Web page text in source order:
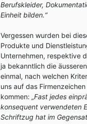
Berufskleider,
Einheit bilden.“
Vergessen wurden bei
Produkte und
Unternehmen, respektive
ja bekanntlich die
einmal, nach welchen
uns auf das
kommen: „Fast jedes
konsequent verwendeten
Schriftzug hat im